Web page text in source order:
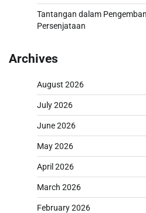
Tantangan dalam
Persenjataan
Archives
August 2026
July 2026
June 2026
May 2026
April 2026
March 2026
February 2026